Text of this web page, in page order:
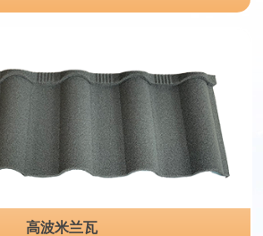
高波米兰瓦